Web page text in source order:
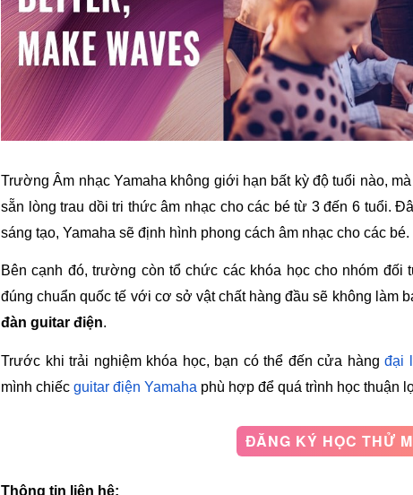
Trường Âm nhạc Yamaha không giới hạn bất kỳ độ tuổi nào,
sẵn lòng trau dồi tri thức âm nhạc cho các bé từ 3 đến 6 tuổi.
sáng tạo, Yamaha sẽ định hình phong cách âm nhạc cho các bé.
Bên cạnh đó, trường còn tổ chức các khóa học cho nhóm
đúng chuẩn quốc tế với cơ sở vật chất hàng đầu sẽ không làm
đàn guitar điện.
Trước khi trải nghiệm khóa học, bạn có thể đến cửa hàng đại
mình chiếc guitar điện Yamaha phù hợp để quá trình học thuận
ĐĂNG KÝ HỌC THỬ
Thông tin liên hệ: